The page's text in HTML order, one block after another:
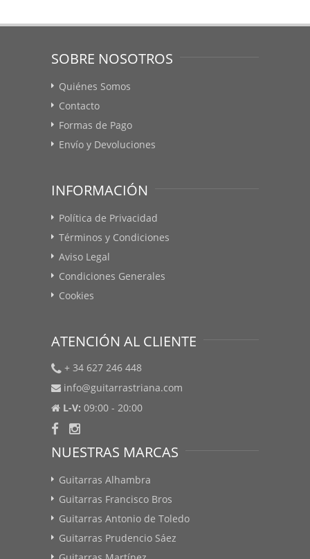
SOBRE NOSOTROS
Quiénes Somos
Contacto
Formas de Pago
Envío y Devoluciones
INFORMACIÓN
Política de Privacidad
Términos y Condiciones
Aviso Legal
Condiciones Generales
Cookies
ATENCIÓN AL CLIENTE
+ 34 627 246 448
info@guitarrastriana.com
L-V: 09:00 - 20:00
NUESTRAS MARCAS
Guitarras Alhambra
Guitarras Francisco Bros
Guitarras Antonio de Toledo
Guitarras Prudencio Sáez